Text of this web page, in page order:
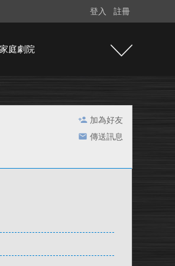
登入 註冊
家庭劇院
加為好友
傳送訊息